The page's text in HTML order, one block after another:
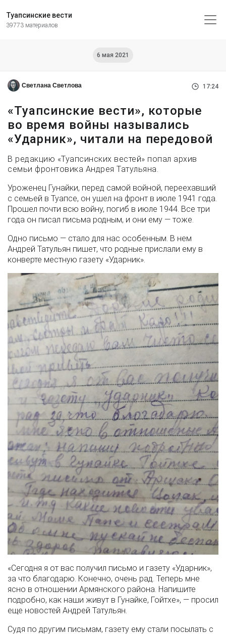
Туапсинские вести
39773 материалов
6 мая 2021
Светлана Светлова 17:24
«Туапсинские вести», которые
во время войны назывались
«Ударник», читали на передовой
В редакцию «Туапсинских вестей» попал архив
семьи фронтовика Андрея Татульяна.
Уроженец Гунайки, перед самой войной, переехавший
с семьей в Туапсе, он ушел на фронт в июле 1941 года.
Прошел почти всю войну, погиб в июле 1944. Все три
года он писал письма родным, и они ему — тоже.
Одно письмо — стало для нас особенным. В нем
Андрей Татульян пишет, что родные прислали ему в
конверте местную газету «Ударник».
«Сегодня я от вас получил письмо и газету «Ударник»,
за что благодарю. Конечно, очень рад. Теперь мне
ясно в отношении Армянского района. Напишите
подробно, как наши живут в Гунайке, Гойтхе», — просил
еще новостей Андрей Татульян.
Судя по другим письмам, газету ему стали посылать с